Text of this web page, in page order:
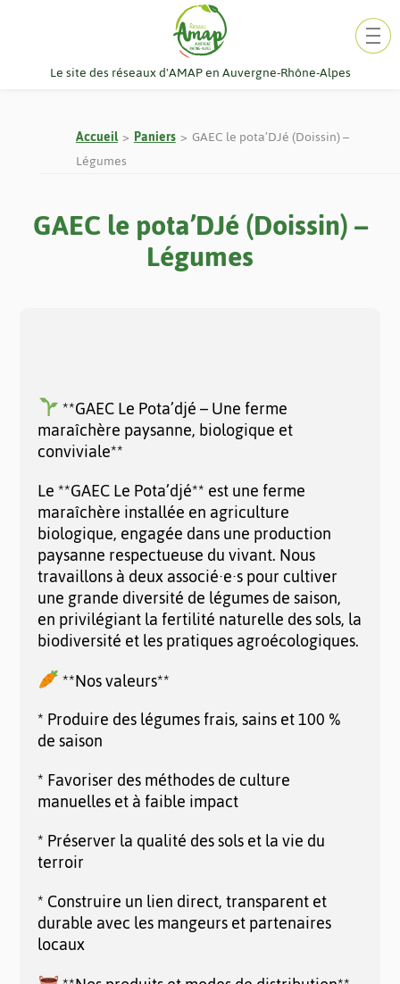
Le site des réseaux d'AMAP en Auvergne-Rhône-Alpes
Accueil Paniers
GAEC le pota’DJé (Doissin) –
Légumes
GAEC le pota’DJé (Doissin) –
Légumes
**GAEC Le Pota’djé – Une ferme
maraîchère paysanne, biologique et
conviviale**
Le **GAEC Le Pota’djé** est une ferme
maraîchère installée en agriculture
biologique, engagée dans une production
paysanne respectueuse du vivant. Nous
travaillons à deux associé·e·s pour cultiver
une grande diversité de légumes de saison,
en privilégiant la fertilité naturelle des sols, la
biodiversité et les pratiques agroécologiques.
**Nos valeurs**
* Produire des légumes frais, sains et 100 %
de saison
* Favoriser des méthodes de culture
manuelles et à faible impact
* Préserver la qualité des sols et la vie du
terroir
* Construire un lien direct, transparent et
durable avec les mangeurs et partenaires
locaux